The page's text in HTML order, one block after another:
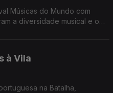
Músicas do Mundo com
a diversidade musical e o
à Vila
na Batalha,